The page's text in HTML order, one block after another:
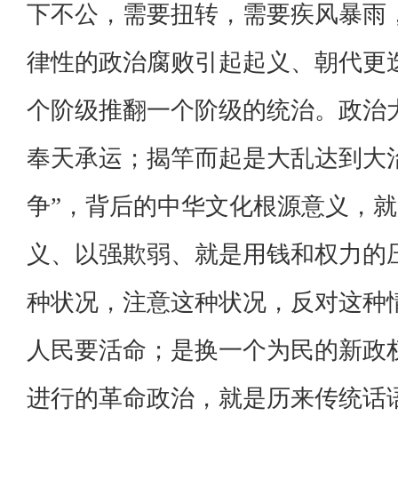
下不公，需要扭转，需要疾风暴
律性的政治腐败引起起义、朝代
个阶级推翻一个阶级的统治。政
奉天承运；揭竿而起是大乱达到大
争”，背后的中华文化根源意义，
义、以强欺弱、就是用钱和权力
种状况，注意这种状况，反对这
人民要活命；是换一个为民的新
进行的革命政治，就是历来传统话